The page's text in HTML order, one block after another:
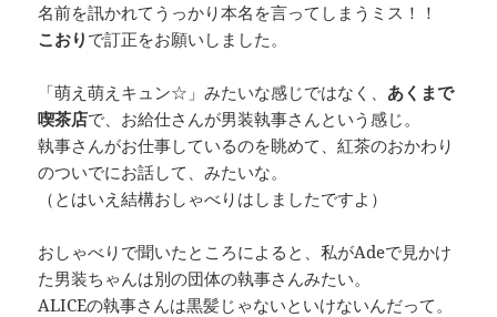
名前を訊かれてうっかり本名を言ってしまうミス！！
こおり で訂正をお願いしました。
「萌え萌えキュン☆」みたいな感じではなく、あくまで
喫茶店で、お給仕さんが男装執事さんという感じ。
執事さんがお仕事しているのを眺めて、紅茶のおかわり
のついでにお話して、みたいな。
（とはいえ結構おしゃべりはしましたですよ）
おしゃべりで聞いたところによると、私がAdeで見かけ
た男装ちゃんは別の団体の執事さんみたい。
ALICEの執事さんは黒髪じゃないといけないんだって。